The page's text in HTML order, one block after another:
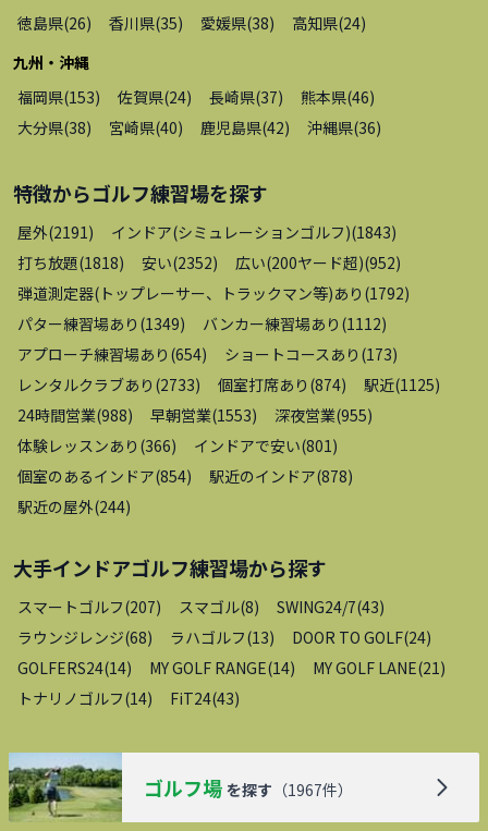
徳島県(26) 香川県(35) 愛媛県(38) 高知県(24)
九州・沖縄
福岡県(153) 佐賀県(24) 長崎県(37) 熊本県(46)
大分県(38) 宮崎県(40) 鹿児島県(42) 沖縄県(36)
特徴からゴルフ練習場を探す
屋外(2191 ) インドア(シミュレーションゴルフ)(1843)
打ち放題(1818) 安い(2352) 広い(200ヤード超)(952)
弾道測定器(トップレーサー、トラックマン等)あり (1792)
パター練習場あり (1349) バンカー練習場あり (1112)
アプローチ練習場あり (654) ショートコースあり (173)
レンタルクラブあり (2733) 個室打席あり (874) 駅近(1125)
24時間営業(988) 早朝営業(1553) 深夜営業(955)
体験レッスンあり (366) インドアで安い(801 )
個室のあるインドア(854) 駅近のインドア(878)
駅近の屋外(244)
大手インドアゴルフ練習場から探す
スマートゴルフ(207) スマゴル(8) SWING24/7(43)
ラウンジレンジ(68) ラハゴルフ(13) DOOR TO GOLF(24)
GOLFERS24(14) MY GOLF RANGE(14) MY GOLF LANE(21 )
トナリノゴルフ(14) FiT24(43)
ゴルフ場 を探す （1967件）